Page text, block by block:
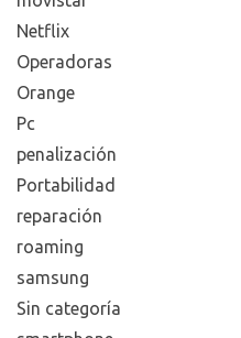
Netflix
Operadoras
Orange
Pc
penalización
Portabilidad
reparación
roaming
samsung
Sin categoría